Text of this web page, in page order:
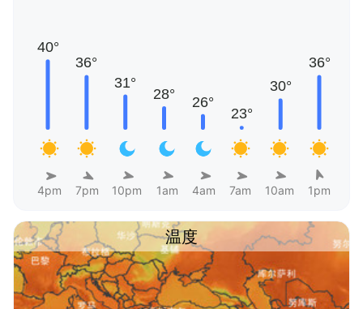
4pm 7pm 10pm 1am 4am 7am 10am 1pm
温度